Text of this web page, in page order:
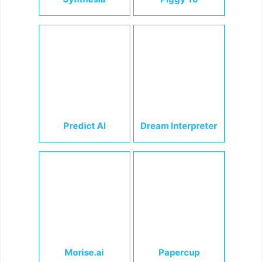
Predict AI Dream Interpreter
Morise.ai Papercup